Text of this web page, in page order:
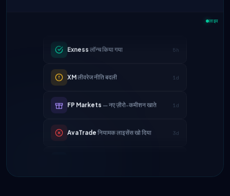
लाइव
— नए ज़ीरो-कमीशन खाते
नियामक लाइसेंस खो दिया
निकासी गति अब 24 घंटे